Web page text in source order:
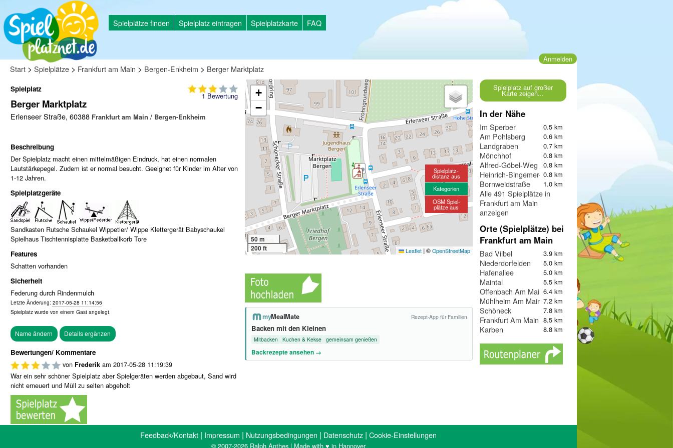
Spielplätze finden Spielplatz eintragen Spielplatzkarte FAQ
Anmelden
Start > Spielplätze > Frankfurt am Main > Bergen-Enkheim > Berger Marktplatz
1Bewertung
Spielplatz
Berger Marktplatz
Erlenseer Straße, 60388 Frankfurt am Main / Bergen-Enkheim
Beschreibung
Der Spielplatz macht einen mittelmäßigen Eindruck, hat einen normalen
Lautstärkepegel. Zudem ist er normal besucht. Geeignet für Kinder im Alter von
1-12 Jahren.
Spielplatzgeräte
Sandkasten Rutsche Schaukel Wippetier/ Wippe Klettergerät Babyschaukel
Spielhaus Tischtennisplatte Basketballkorb Tore
Features
Schatten vorhanden
Sicherheit
Federung durch Rindenmulch
Letzte Änderung: 2017-05-28 11:14:56
Spielplatz wurde von einem Gast angelegt.
Bewertungen/ Kommentare
von Frederik am 2017-05-28 11:19:39
War ein sehr schöner Spielplatz aber Spielgeräten werden abgebaut, Sand wird
nicht erneuert und Müll zu selten abgeholt
+
−
50 m
200 ft
Leaflet |© OpenStreetMap
Spielplatz-
distanz aus
Kategorien
OSM Spiel-
plätze aus
myMealMate Rezept-App für Familien
Backen mit den Kleinen
Mitbacken Kuchen & Kekse gemeinsam genießen
Backrezepte ansehen →
Spielplatz auf großer
Karte zeigen...
In der Nähe
Im Sperber 0.5 km
Am Pohlsberg 0.6 km
Landgraben 0.7 km
Mönchhof 0.8 km
Alfred-Göbel-Weg 0.8 km
Heinrich-Bingemer-Weg
0.8 km
Bornweidstraße 1.0 km
Alle 491 Spielplätze in
Frankfurt am Main
anzeigen
Orte (Spielplätze) bei
Frankfurt am Main
Bad Vilbel 3.9 km
Niederdorfelden 5.0 km
Hafenallee 5.0 km
Maintal 5.5 km
Offenbach Am Main 6.4 km
Mühlheim Am Main 7.2 km
Schöneck 7.8 km
Frankfurt Am Main 8.5 km
Karben 8.8 km
Feedback/Kontakt | Impressum | Nutzungsbedingungen | Datenschutz | Cookie-Einstellungen
© 2007-2026 Ralph Anthes | Made with ♥ in Hannover